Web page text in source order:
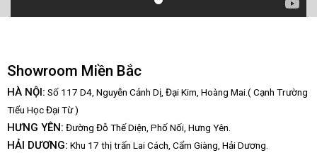
Showroom Miền Bắc
HÀ NỘI: Số 117 D4, Nguyễn Cảnh Dị, Đại Kim, Hoàng Mai.( Cạnh Trường
Tiểu Học Đại Từ )
HƯNG YÊN: Đường Đỗ Thế Diện, Phố Nối, Hưng Yên.
HẢI DƯƠNG: Khu 17 thị trấn Lai Cách, Cẩm Giàng, Hải Dương.